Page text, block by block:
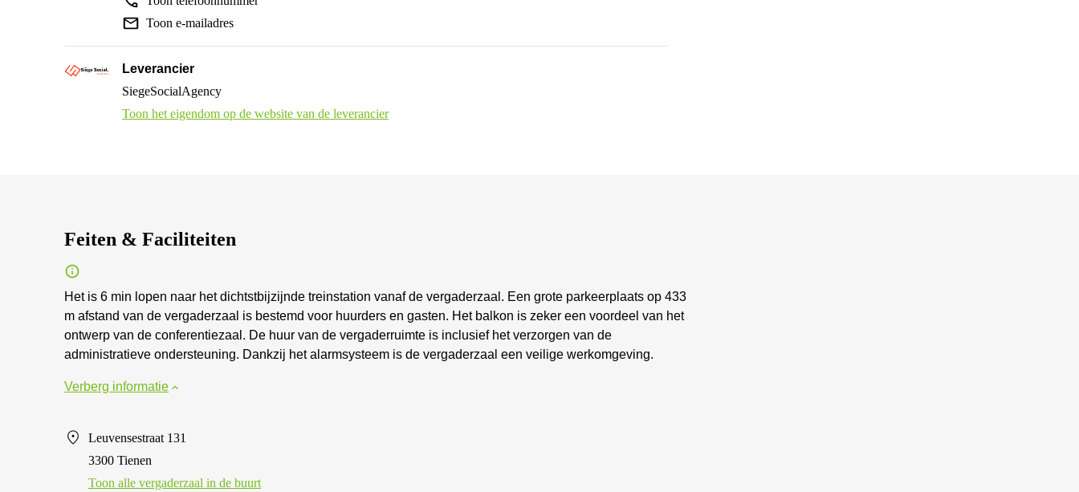
Toon e-mailadres
Leverancier
SiegeSocialAgency
Toon het eigendom op de website van de leverancier
Feiten & Faciliteiten
Het is 6 min lopen naar het dichtstbijzijnde treinstation vanaf de vergaderzaal. Een grote parkeerplaats op 433
m afstand van de vergaderzaal is bestemd voor huurders en gasten. Het balkon is zeker een voordeel van het
ontwerp van de conferentiezaal. De huur van de vergaderruimte is inclusief het verzorgen van de
administratieve ondersteuning. Dankzij het alarmsysteem is de vergaderzaal een veilige werkomgeving.
Verberg informatie
Leuvensestraat 131
3300 Tienen
Toon alle vergaderzaal in de buurt